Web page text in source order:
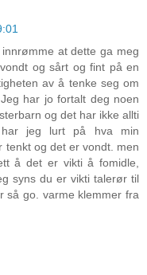
at dette ga meg
og sårt og fint på en
av å tenke seg om
har jo fortalt deg noen
og det har ikke allti
jeg lurt på hva min
tenkt og det er vondt. men
å det er vikti å fomidle,
syns du er vikti talerør til
så go. varme klemmer fra